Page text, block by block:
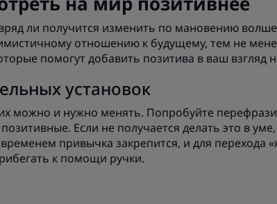
ли получится изменить по мановению
отношению к будущему, тем не
помогут добавить позитива в ваш взгляд
установок
можно и нужно менять. Попробуйте
Если не получается делать это в
привычка закрепится, и для перехода
к помощи ручки.